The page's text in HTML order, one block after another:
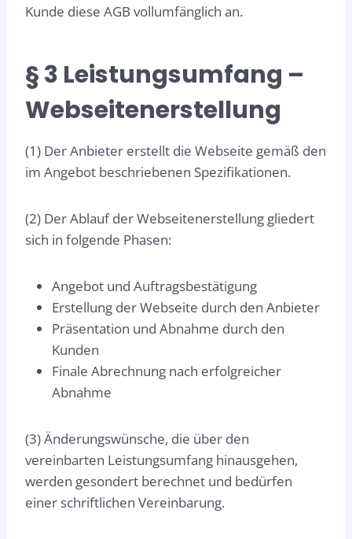
Kunde diese AGB vollumfänglich an.
§ 3 Leistungsumfang –
Webseitenerstellung
(1) Der Anbieter erstellt die Webseite gemäß den
im Angebot beschriebenen Spezifikationen.
(2) Der Ablauf der Webseitenerstellung gliedert
sich in folgende Phasen:
Angebot und Auftragsbestätigung
Erstellung der Webseite durch den Anbieter
Präsentation und Abnahme durch den
Kunden
Finale Abrechnung nach erfolgreicher
Abnahme
(3) Änderungswünsche, die über den
vereinbarten Leistungsumfang hinausgehen,
werden gesondert berechnet und bedürfen
einer schriftlichen Vereinbarung.